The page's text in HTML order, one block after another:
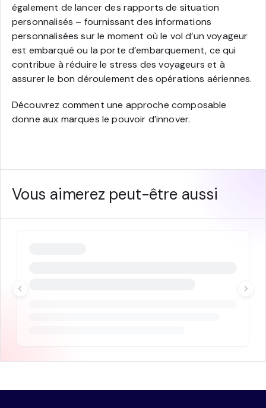
également de lancer des rapports de situation
personnalisés – fournissant des informations
personnalisées sur le moment où le vol d’un voyageur
est embarqué ou la porte d’embarquement, ce qui
contribue à réduire le stress des voyageurs et à
assurer le bon déroulement des opérations aériennes.
Découvrez comment une approche composable
donne aux marques le pouvoir d’innover.
Vous aimerez peut-être aussi